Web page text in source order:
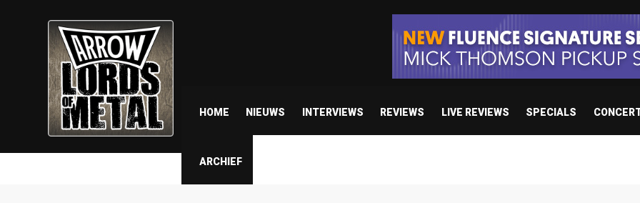
HOME NIEUWS INTERVIEWS REVIEWS LIVE REVIEWS SPECIALS
ARCHIEF